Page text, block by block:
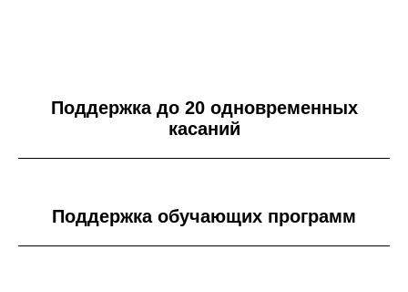
Поддержка до 20 одновременных
касаний
Поддержка обучающих программ